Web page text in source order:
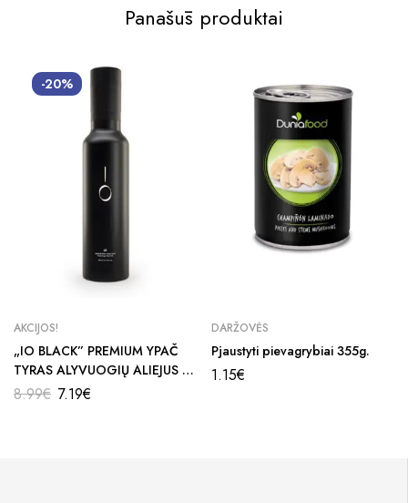
Panašūs produktai
-20%
AKCIJOS!
„IO BLACK” PREMIUM YPAČ
TYRAS ALYVUOGIŲ ALIEJUS –
250 ML
8.99€ 7.19€
DARŽOVĖS
Pjaustyti pievagrybiai 355g.
1.15€